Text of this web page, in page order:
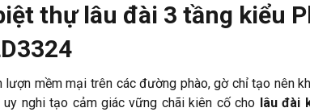
thự lâu đài 3 tầng kiểu
mềm mại trên các đường phào, gờ chỉ tạo nên
nghi tạo cảm giác vững chãi kiên cố cho lâu đài